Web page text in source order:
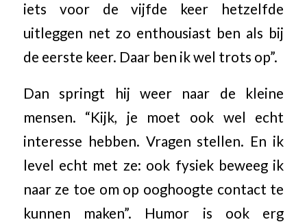
iets voor de vijfde keer hetzelfde
uitleggen net zo enthousiast ben als bij
de eerste keer. Daar ben ik wel trots op”.
Dan springt hij weer naar de kleine
mensen. “Kijk, je moet ook wel echt
interesse hebben. Vragen stellen. En ik
level echt met ze: ook fysiek beweeg ik
naar ze toe om op ooghoogte contact te
kunnen maken”. Humor is ook erg